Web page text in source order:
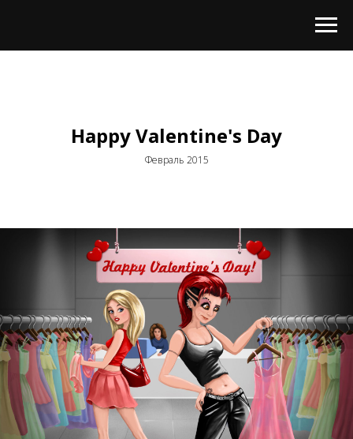
Happy Valentine's Day
Февраль 2015